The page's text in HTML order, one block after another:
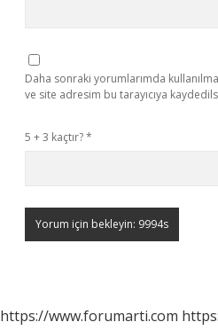
Daha sonraki yorumlarımda
ve site adresim bu tarayıcıya
5 + 3 kaçtır?*
https://www.forumarti.com